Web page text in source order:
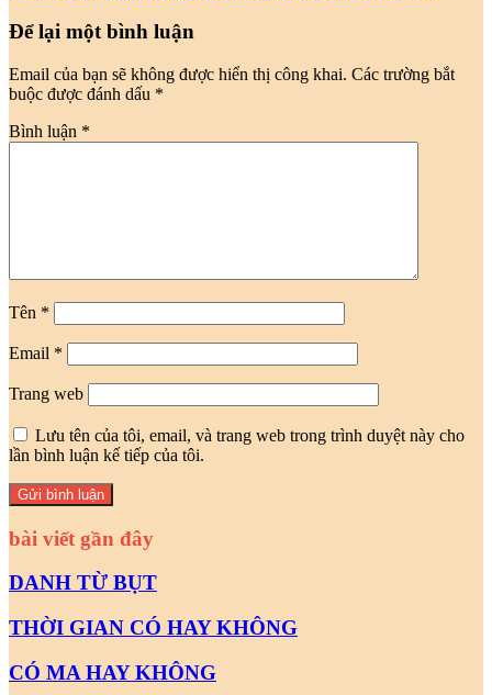
Để lại một bình luận
Email của bạn sẽ không được hiển thị công khai. Các trường bắt
buộc được đánh dấu *
Bình luận *
Tên *
Email *
Trang web
Lưu tên của tôi, email, và trang web trong trình duyệt này cho
lần bình luận kế tiếp của tôi.
bài viết gần đây
DANH TỪ BỤT
THỜI GIAN CÓ HAY KHÔNG
CÓ MA HAY KHÔNG